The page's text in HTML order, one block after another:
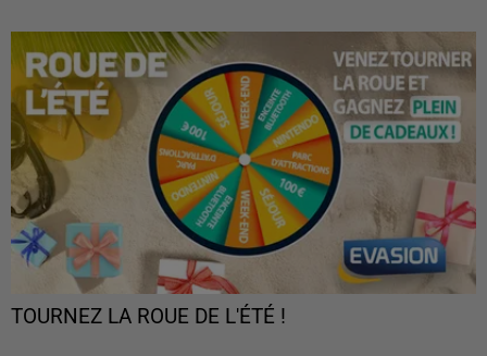
TOURNEZ LA ROUE DE L'ÉTÉ !